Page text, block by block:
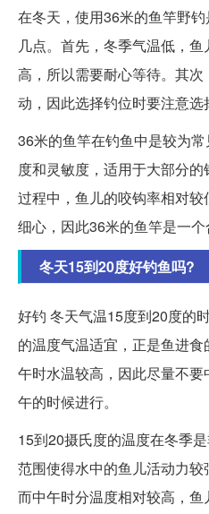
在冬天，使用36米的鱼竿野
几点。首先，冬季气温低，
高，所以需要耐心等待。其
动，因此选择钓位时要注意选
36米的鱼竿在钓鱼中是较为
度和灵敏度，适用于大部分
过程中，鱼儿的咬钩率相对
细心，因此36米的鱼竿是一个
冬天15到20度好钓鱼吗?
好钓 冬天气温15度到20度的
的温度气温适宜，正是鱼进
午时水温较高，因此尽量不
午的时候进行。
15到20摄氏度的温度在冬季
范围使得水中的鱼儿活动力较
而中午时分温度相对较高，